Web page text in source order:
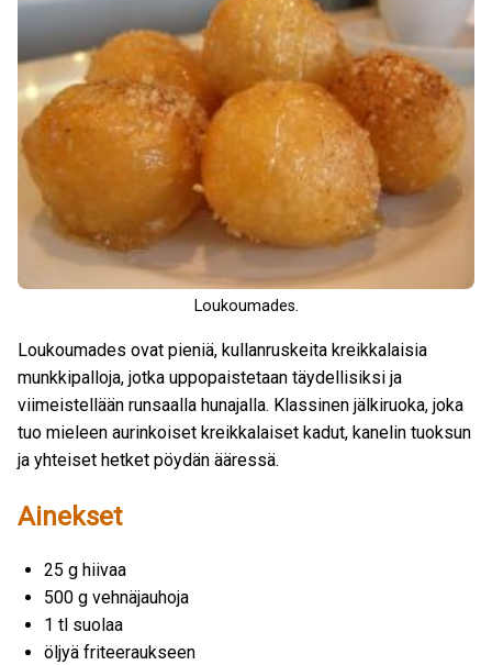
Loukoumades.
Loukoumades ovat pieniä, kullanruskeita kreikkalaisia
munkkipalloja, jotka uppopaistetaan täydellisiksi ja
viimeistellään runsaalla hunajalla. Klassinen jälkiruoka, joka
tuo mieleen aurinkoiset kreikkalaiset kadut, kanelin tuoksun
ja yhteiset hetket pöydän ääressä.
Ainekset
25 g hiivaa
500 g vehnäjauhoja
1 tl suolaa
öljyä friteeraukseen